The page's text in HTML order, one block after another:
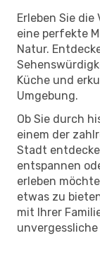
Erleben Sie
eine perfekte
Natur.
Küche und
Umgebung.
Ob Sie durch
einem der
Stadt
entspannen
erleben
etwas zu
mit Ihrer